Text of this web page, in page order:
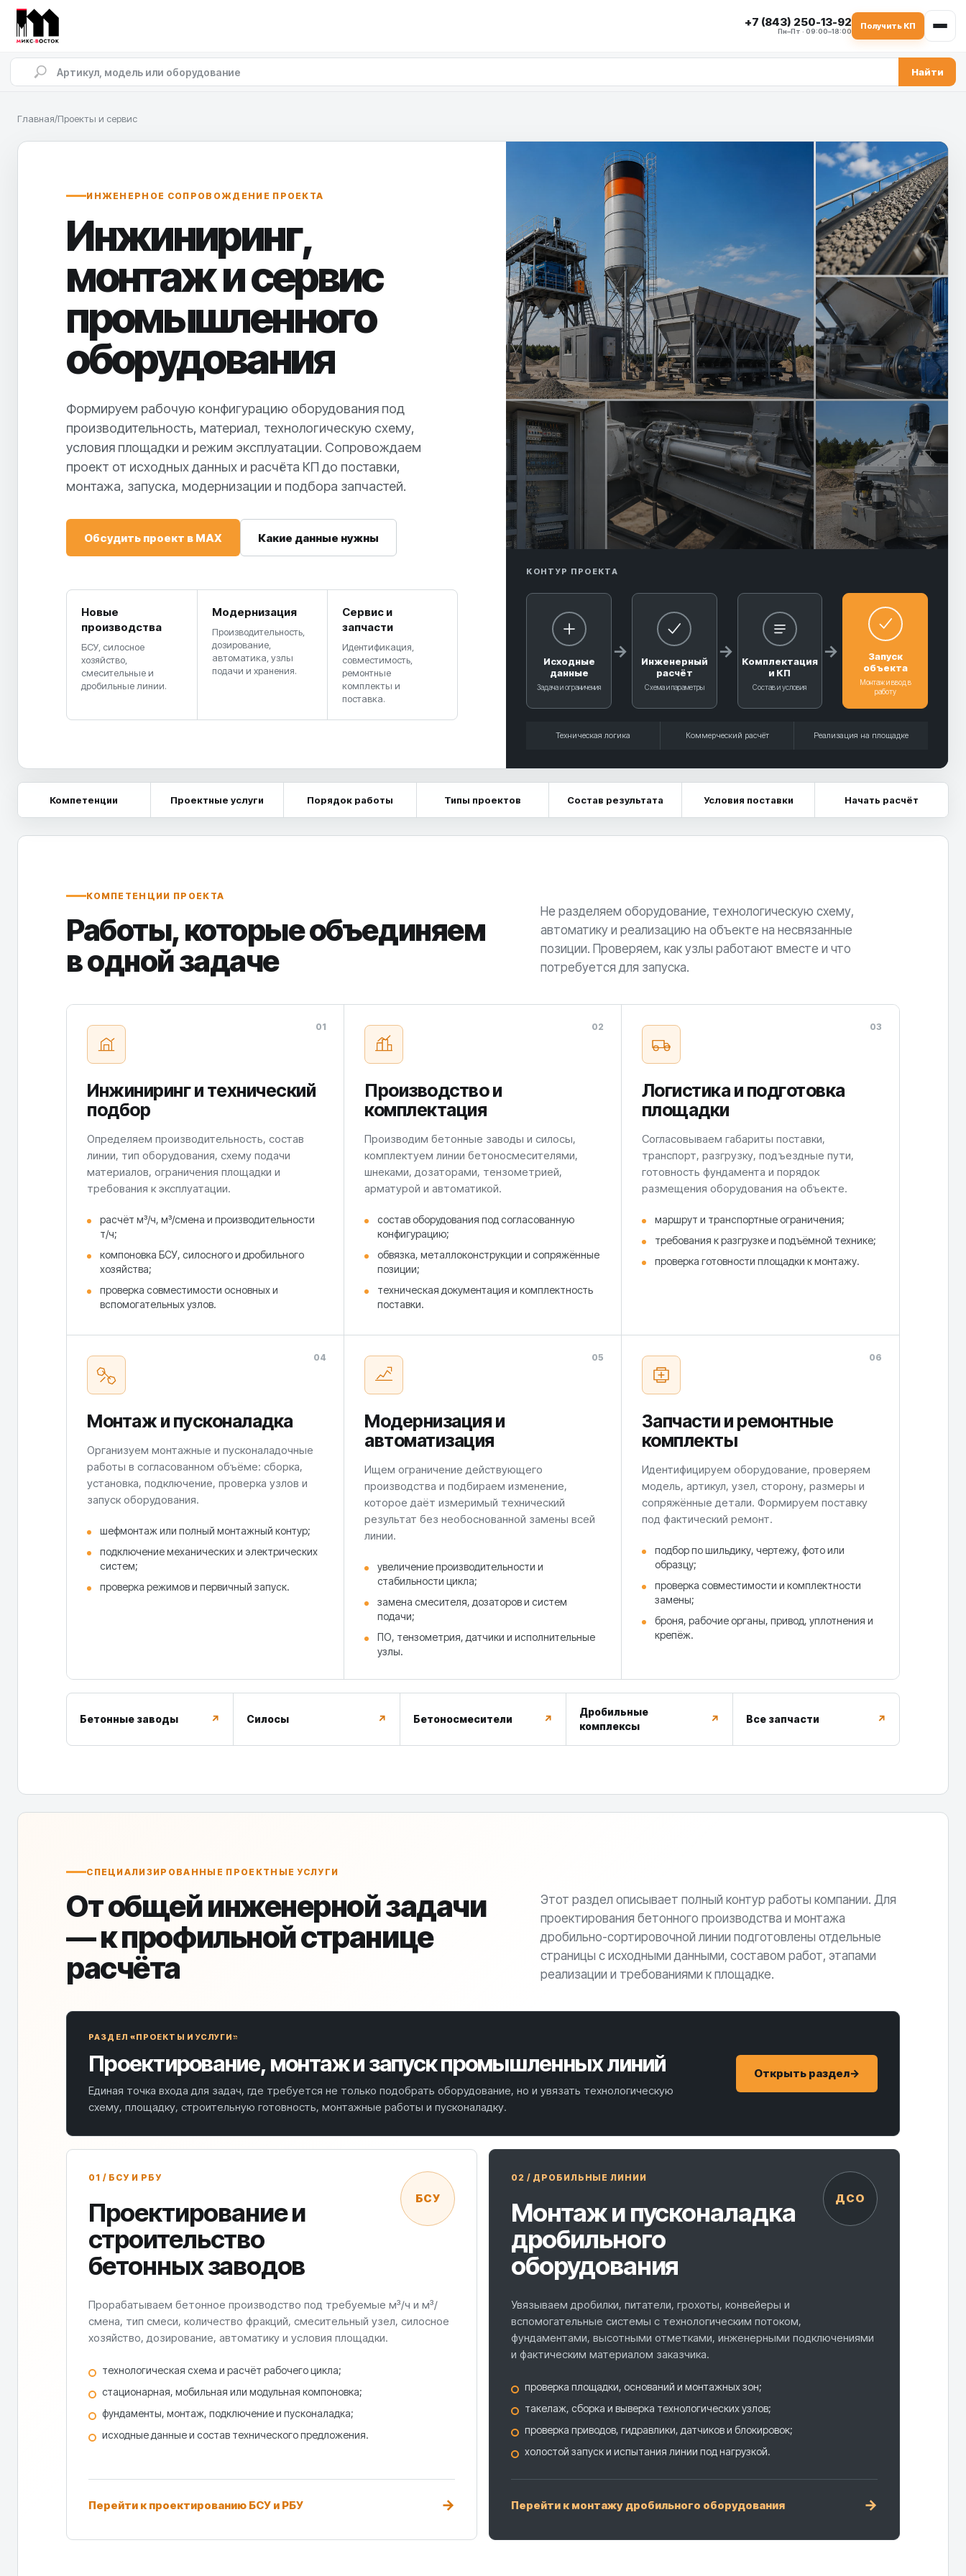
+7 (843) 250-13-92
Пн–Пт · 09:00–18:00
Получить КП
Найти
Главная/Проекты и сервис
ИНЖЕНЕРНОЕ СОПРОВОЖДЕНИЕ ПРОЕКТА
Инжиниринг,
монтаж и сервис
промышленного
оборудования
Формируем рабочую конфигурацию оборудования под
производительность, материал, технологическую схему,
условия площадки и режим эксплуатации. Сопровождаем
проект от исходных данных и расчёта КП до поставки,
монтажа, запуска, модернизации и подбора запчастей.
Обсудить проект в MAX Какие данные нужны
Новые
производства
БСУ, силосное
хозяйство,
смесительные и
дробильные линии.
Модернизация
Производительность,
дозирование,
автоматика, узлы
подачи и хранения.
Сервис и
запчасти
Идентификация,
совместимость,
ремонтные
комплекты и
поставка.
КОНТУР ПРОЕКТА
Исходные
данные
Задача и ограничения
Инженерный
расчёт
Схема и параметры
Комплектация
и КП
Состав и условия
Запуск
объекта
Монтаж и ввод в
работу
Техническая логика Коммерческий расчёт Реализация на площадке
Компетенции Проектные услуги Порядок работы Типы проектов Состав результата Условия поставки Начать расчёт
КОМПЕТЕНЦИИ ПРОЕКТА
Работы, которые объединяем
в одной задаче
Не разделяем оборудование, технологическую схему,
автоматику и реализацию на объекте на несвязанные
позиции. Проверяем, как узлы работают вместе и что
потребуется для запуска.
01
Инжиниринг и технический
подбор
Определяем производительность, состав
линии, тип оборудования, схему подачи
материалов, ограничения площадки и
требования к эксплуатации.
расчёт м³/ч, м³/смена и производительности
т/ч;
компоновка БСУ, силосного и дробильного
хозяйства;
проверка совместимости основных и
вспомогательных узлов.
02
Производство и
комплектация
Производим бетонные заводы и силосы,
комплектуем линии бетоносмесителями,
шнеками, дозаторами, тензометрией,
арматурой и автоматикой.
состав оборудования под согласованную
конфигурацию;
обвязка, металлоконструкции и сопряжённые
позиции;
техническая документация и комплектность
поставки.
03
Логистика и подготовка
площадки
Согласовываем габариты поставки,
транспорт, разгрузку, подъездные пути,
готовность фундамента и порядок
размещения оборудования на объекте.
маршрут и транспортные ограничения;
требования к разгрузке и подъёмной технике;
проверка готовности площадки к монтажу.
04
Монтаж и пусконаладка
Организуем монтажные и пусконаладочные
работы в согласованном объёме: сборка,
установка, подключение, проверка узлов и
запуск оборудования.
шефмонтаж или полный монтажный контур;
подключение механических и электрических
систем;
проверка режимов и первичный запуск.
05
Модернизация и
автоматизация
Ищем ограничение действующего
производства и подбираем изменение,
которое даёт измеримый технический
результат без необоснованной замены всей
линии.
увеличение производительности и
стабильности цикла;
замена смесителя, дозаторов и систем
подачи;
ПО, тензометрия, датчики и исполнительные
узлы.
06
Запчасти и ремонтные
комплекты
Идентифицируем оборудование, проверяем
модель, артикул, узел, сторону, размеры и
сопряжённые детали. Формируем поставку
под фактический ремонт.
подбор по шильдику, чертежу, фото или
образцу;
проверка совместимости и комплектности
замены;
броня, рабочие органы, привод, уплотнения и
крепёж.
Бетонные заводы ↗ Силосы ↗ Бетоносмесители ↗
Дробильные
комплексы
↗ Все запчасти ↗
СПЕЦИАЛИЗИРОВАННЫЕ ПРОЕКТНЫЕ УСЛУГИ
От общей инженерной задачи
— к профильной странице
расчёта
Этот раздел описывает полный контур работы компании. Для
проектирования бетонного производства и монтажа
дробильно-сортировочной линии подготовлены отдельные
страницы с исходными данными, составом работ, этапами
реализации и требованиями к площадке.
РАЗДЕЛ «ПРОЕКТЫ И УСЛУГИ»
Проектирование, монтаж и запуск промышленных линий
Единая точка входа для задач, где требуется не только подобрать оборудование, но и увязать технологическую
схему, площадку, строительную готовность, монтажные работы и пусконаладку.
Открыть раздел→
01 / БСУ И РБУ
Проектирование и
строительство
бетонных заводов
БСУ
Прорабатываем бетонное производство под требуемые м³/ч и м³/
смена, тип смеси, количество фракций, смесительный узел, силосное
хозяйство, дозирование, автоматику и условия площадки.
технологическая схема и расчёт рабочего цикла;
стационарная, мобильная или модульная компоновка;
фундаменты, монтаж, подключение и пусконаладка;
исходные данные и состав технического предложения.
Перейти к проектированию БСУ и РБУ →
02 / ДРОБИЛЬНЫЕ ЛИНИИ
Монтаж и пусконаладка
дробильного
оборудования
ДСО
Увязываем дробилки, питатели, грохоты, конвейеры и
вспомогательные системы с технологическим потоком,
фундаментами, высотными отметками, инженерными подключениями
и фактическим материалом заказчика.
проверка площадки, оснований и монтажных зон;
такелаж, сборка и выверка технологических узлов;
проверка приводов, гидравлики, датчиков и блокировок;
холостой запуск и испытания линии под нагрузкой.
Перейти к монтажу дробильного оборудования →